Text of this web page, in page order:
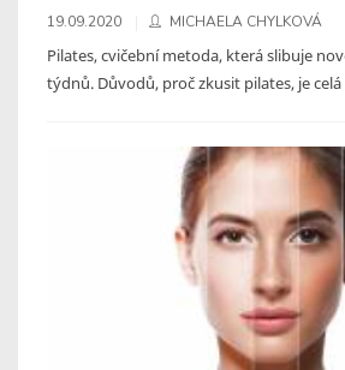
19.09.2020 MICHAELA CHYLKOVÁ
Pilates, cvičební metoda, která slibuje
týdnů. Důvodů, proč zkusit pilates, je celá